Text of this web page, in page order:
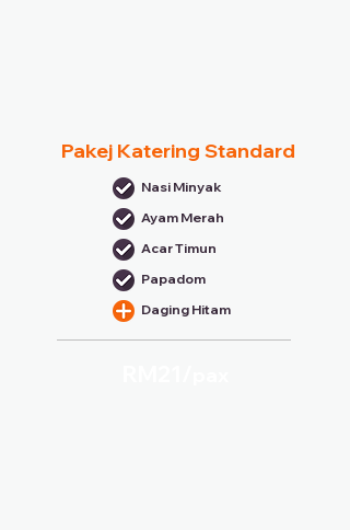
Pakej Katering Standard
Nasi Minyak
Ayam Merah
Acar Timun
Papadom
Daging Hitam